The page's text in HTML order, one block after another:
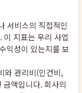
서비스의 직접적인
이 지표는 우리 사업
익성이 있는지를 보
와 관리비(인건비,
액입니다. 회사의